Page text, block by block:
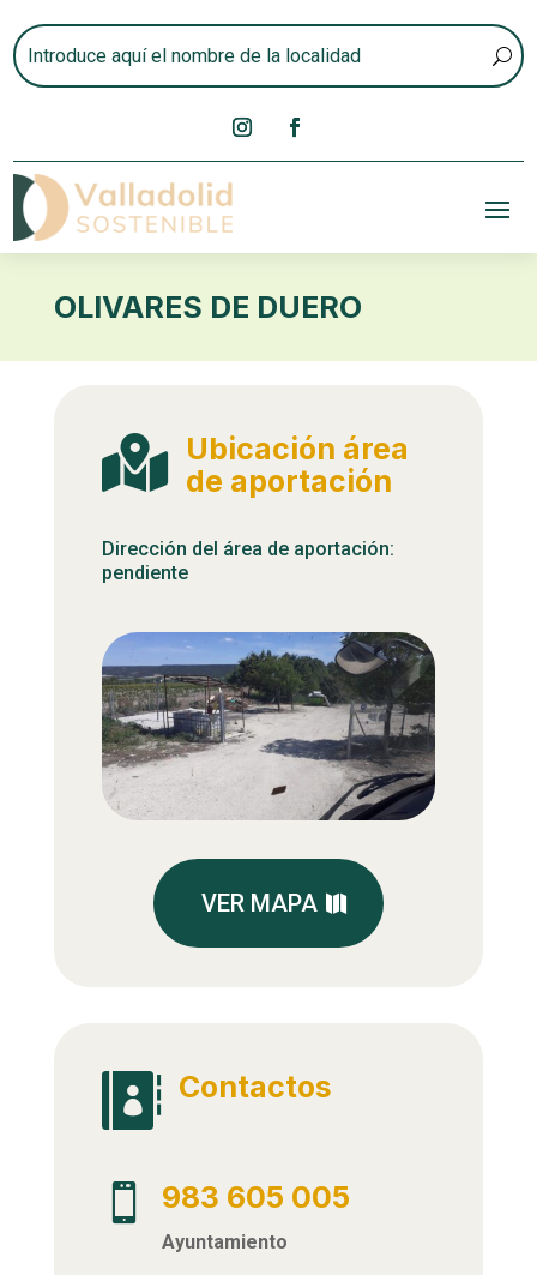
OLIVARES DE DUERO
 Ubicación área
de aportación
Dirección del área de aportación:
pendiente
VER MAPA
 Contactos
 983 605 005
Ayuntamiento